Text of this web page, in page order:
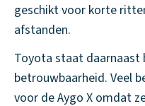
geschikt voor korte
afstanden.
Toyota staat daarnaast
betrouwbaarheid. Veel
voor de Aygo X omdat